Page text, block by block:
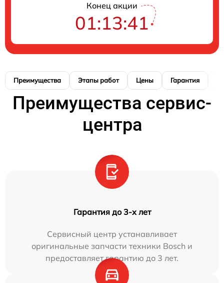
Конец акции
01:13:40
Преимущества Этапы работ Цены Гарантия
Преимущества сервис-
центра
Гарантия до 3-х лет
Сервисный центр устанавливает
оригинальные запчасти техники Bosch и
предоставляет гарантию до 3 лет.